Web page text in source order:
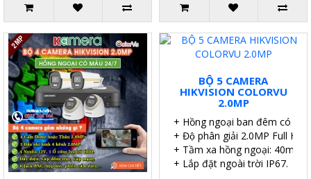
BỘ 5 CAMERA
HIKVISION COLORVU
2.0MP
+ Hồng ngoại ban đêm có
+ Độ phân giải 2.0MP Full HD.
+ Tầm xa hồng ngoại: 40m.
+ Lắp đặt ngoài trời IP67.